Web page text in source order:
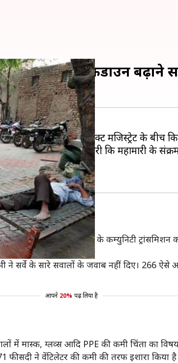
ने दिए लॉकडाउन बढ़ाने
कलेक्टर और डिस्ट्रिक्ट मजिस्ट्रेट के बीच
की भारी कमी है और दूसरी कि महामारी के
का लक्ष्य कोरोना वायरस के कम्युनिटी
सर्वे के सारे सवालों के जवाब नहीं दिए। 266 ऐसे
आपने 20% पढ़ लिया है
में मास्क, ग्लव्स आदि PPE की कमी चिंता का
फीसदी ने वेंटिलेटर की कमी की तरफ इशारा किया